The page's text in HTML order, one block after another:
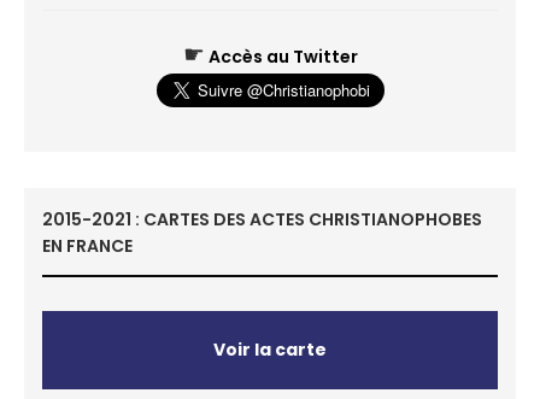
☛ Accès au Twitter
2015-2021 : CARTES DES ACTES CHRISTIANOPHOBES
EN FRANCE
Voir la carte